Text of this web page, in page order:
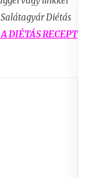
Diétás
DIÉTÁS RECEPT